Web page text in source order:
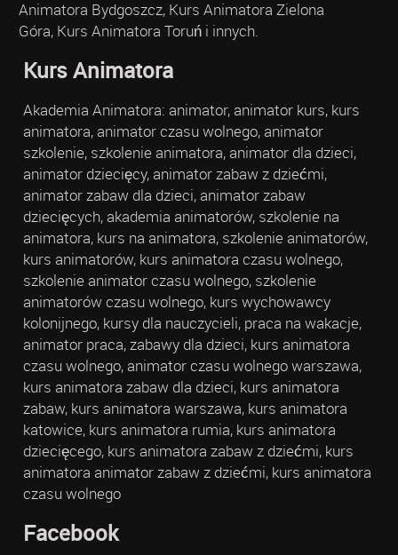
Animatora Bydgoszcz, Kurs Animatora Zielona
Góra, Kurs Animatora Toruń i innych.
Kurs Animatora
Akademia Animatora: animator, animator kurs, kurs
animatora, animator czasu wolnego, animator
szkolenie, szkolenie animatora, animator dla dzieci,
animator dziecięcy, animator zabaw z dziećmi,
animator zabaw dla dzieci, animator zabaw
dziecięcych, akademia animatorów, szkolenie na
animatora, kurs na animatora, szkolenie animatorów,
kurs animatorów, kurs animatora czasu wolnego,
szkolenie animator czasu wolnego, szkolenie
animatorów czasu wolnego, kurs wychowawcy
kolonijnego, kursy dla nauczycieli, praca na wakacje,
animator praca, zabawy dla dzieci, kurs animatora
czasu wolnego, animator czasu wolnego warszawa,
kurs animatora zabaw dla dzieci, kurs animatora
zabaw, kurs animatora warszawa, kurs animatora
katowice, kurs animatora rumia, kurs animatora
dziecięcego, kurs animatora zabaw z dziećmi, kurs
animatora animator zabaw z dziećmi, kurs animatora
czasu wolnego
Facebook